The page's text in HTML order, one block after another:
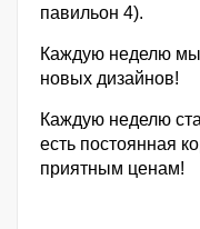
павильон 4).
Каждую неделю
новых дизайнов!
Каждую неделю
есть постоянная
приятным ценам!